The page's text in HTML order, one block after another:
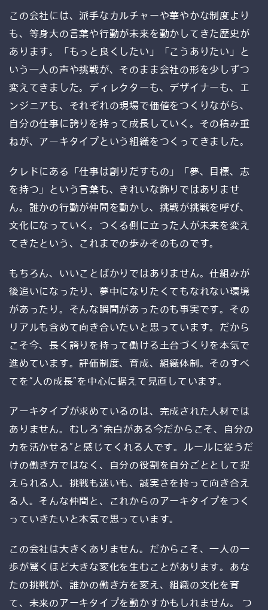
この会社には、派手なカルチャーや華やかな制度より
も、等身大の言葉や行動が未来を動かしてきた歴史が
あります。「もっと良くしたい」「こうありたい」と
いう一人の声や挑戦が、そのまま会社の形を少しずつ
変えてきました。ディレクターも、デザイナーも、エ
ンジニアも、それぞれの現場で価値をつくりながら、
自分の仕事に誇りを持って成長していく。その積み重
ねが、アーキタイプという組織をつくってきました。
クレドにある「仕事は創りだすもの」「夢、目標、志
を持つ」という言葉も、きれいな飾りではありませ
ん。誰かの行動が仲間を動かし、挑戦が挑戦を呼び、
文化になっていく。つくる側に立った人が未来を変え
てきたという、これまでの歩みそのものです。
もちろん、いいことばかりではありません。仕組みが
後追いになったり、夢中になりたくてもなれない環境
があったり。そんな瞬間があったのも事実です。その
リアルも含めて向き合いたいと思っています。だから
こそ今、長く誇りを持って働ける土台づくりを本気で
進めています。評価制度、育成、組織体制。そのすべ
てを“人の成長”を中心に据えて見直しています。
アーキタイプが求めているのは、完成された人材では
ありません。むしろ“余白がある今だからこそ、自分の
力を活かせる”と感じてくれる人です。ルールに従うだ
けの働き方ではなく、自分の役割を自分ごととして捉
えられる人。挑戦も迷いも、誠実さを持って向き合え
る人。そんな仲間と、これからのアーキタイプをつく
っていきたいと本気で思っています。
この会社は大きくありません。だからこそ、一人の一
歩が驚くほど大きな変化を生むことがあります。あな
たの挑戦が、誰かの働き方を変え、組織の文化を育
て、未来のアーキタイプを動かすかもしれません。 つ